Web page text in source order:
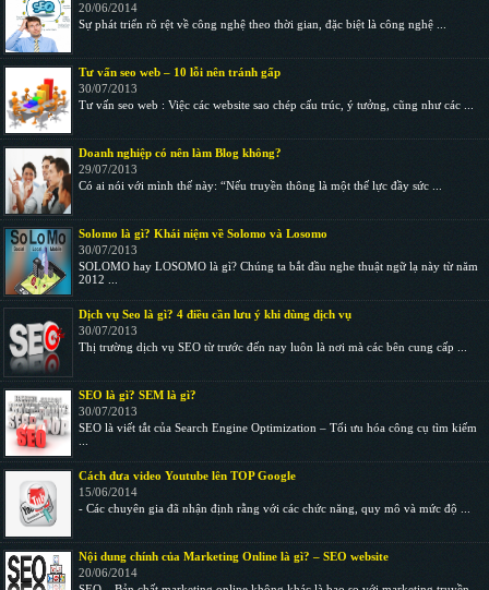
20/06/2014
Sự phát triển rõ rệt về công nghệ theo thời gian, đặc biệt là công nghệ ...
Tư vấn seo web – 10 lỗi nên tránh gấp
30/07/2013
Tư vấn seo web : Việc các website sao chép cấu trúc, ý tưởng, cũng như các ...
Doanh nghiệp có nên làm Blog không?
29/07/2013
Có ai nói với mình thế này: “Nếu truyền thông là một thế lực đầy sức ...
Solomo là gì? Khái niệm về Solomo và Losomo
30/07/2013
SOLOMO hay LOSOMO là gì? Chúng ta bắt đầu nghe thuật ngữ lạ này từ năm
2012 ...
Dịch vụ Seo là gì? 4 điều cần lưu ý khi dùng dịch vụ
30/07/2013
Thị trường dịch vụ SEO từ trước đến nay luôn là nơi mà các bên cung cấp ...
SEO là gì? SEM là gì?
30/07/2013
SEO là viết tắt của Search Engine Optimization – Tối ưu hóa công cụ tìm kiếm
Cách đưa video Youtube lên TOP Google
15/06/2014
- Các chuyên gia đã nhận định rằng với các chức năng, quy mô và mức độ ...
Nội dung chính của Marketing Online là gì? – SEO website
20/06/2014